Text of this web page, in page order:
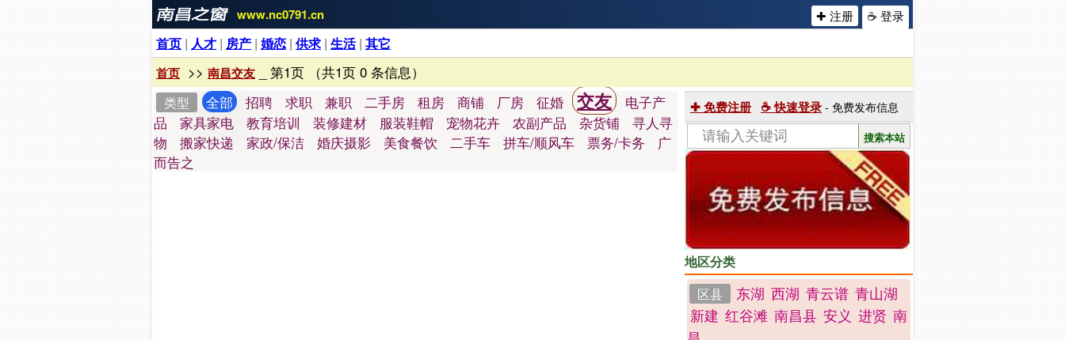
www.nc0791.cn ☕ 登录
✚ 注册
首页 | 人才 | 房产 | 婚恋 | 供求| 生活| 其它
首页 >> 南昌交友 _ 第1页 （共1页 0 条信息）
✚ 免费注册 ☕ 快速登录 - 免费发布信息
地区分类
区县
东湖 西湖 青云谱 青山湖
新建 红谷滩 南昌县 安义 进贤 南
类型 全部 招聘 求职 兼职 二手房 租房 商铺 厂房 征婚 交友
电子产
品
家具家电 教育培训 装修建材 服装鞋帽 宠物花卉 农副产品 杂货铺
寻人寻
物
搬家快递 家政/保洁 婚庆摄影 美食餐饮 二手车 拼车/顺风车 票务/卡务
广
而告之